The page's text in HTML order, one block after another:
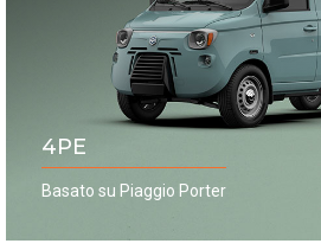
4PE
Basato su Piaggio Porter